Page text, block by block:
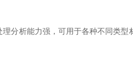
分析能力强，可用于各种不同类型